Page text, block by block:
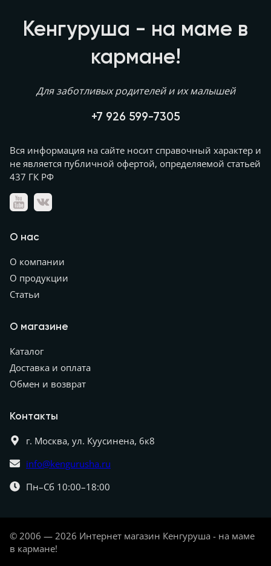
Кенгуруша - на маме в
кармане!
Для заботливых родителей и их малышей
+7 926 599-7305
Вся информация на сайте носит справочный характер и
не является публичной офертой, определяемой статьей
437 ГК РФ
О нас
О компании
О продукции
Статьи
О магазине
Каталог
Доставка и оплата
Обмен и возврат
Контакты
г. Москва, ул. Куусинена, 6к8
info@kengurusha.ru
Пн–Сб 10:00–18:00
© 2006 — 2026 Интернет магазин Кенгуруша - на маме
в кармане!